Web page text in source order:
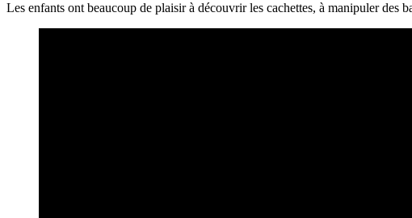
Les enfants ont beaucoup de plaisir à découvrir les cachettes, à manipuler des